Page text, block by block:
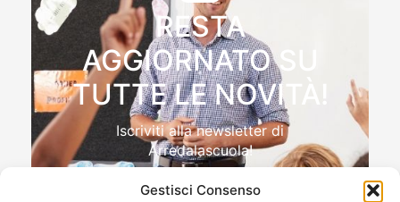
Gestisci Consenso
RESTA
AGGIORNATO SU
TUTTE LE NOVITÀ!
Iscriviti alla newsletter di
Arredalascuola!